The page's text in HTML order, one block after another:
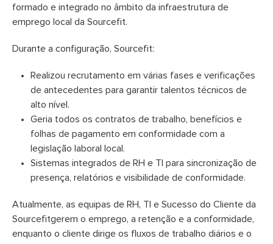
formado e integrado no âmbito da infraestrutura de
emprego local da Sourcefit.
Durante a configuração, Sourcefit:
Realizou recrutamento em várias fases e verificações
de antecedentes para garantir talentos técnicos de
alto nível.
Geria todos os contratos de trabalho, benefícios e
folhas de pagamento em conformidade com a
legislação laboral local.
Sistemas integrados de RH e TI para sincronização de
presença, relatórios e visibilidade de conformidade.
Atualmente, as equipas de RH, TI e Sucesso do Cliente da
Sourcefitgerem o emprego, a retenção e a conformidade,
enquanto o cliente dirige os fluxos de trabalho diários e o